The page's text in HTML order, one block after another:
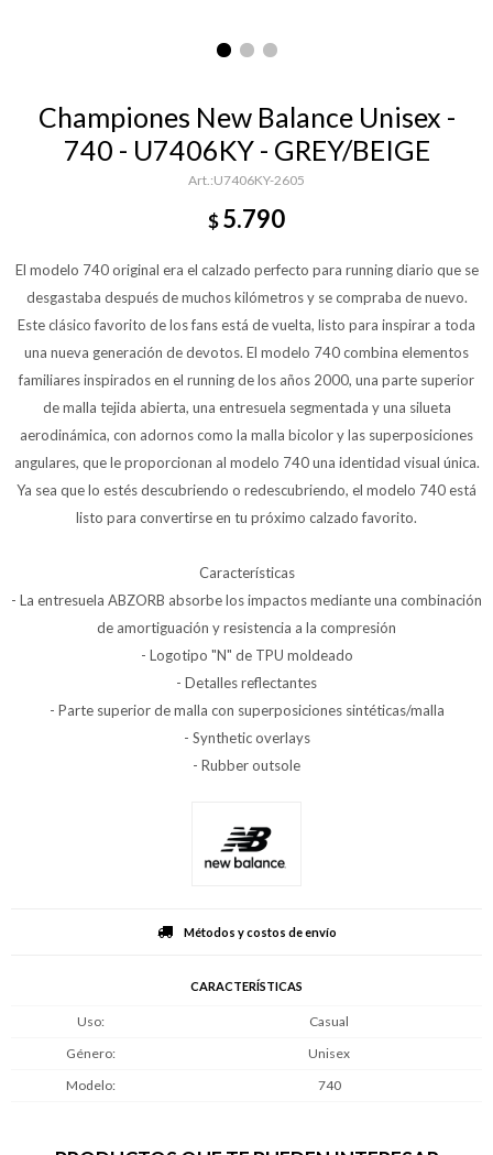
Championes New Balance Unisex -
740 - U7406KY - GREY/BEIGE
U7406KY-2605
$5.790
El modelo 740 original era el calzado perfecto para running diario que se
desgastaba después de muchos kilómetros y se compraba de nuevo.
Este clásico favorito de los fans está de vuelta, listo para inspirar a toda
una nueva generación de devotos. El modelo 740 combina elementos
familiares inspirados en el running de los años 2000, una parte superior
de malla tejida abierta, una entresuela segmentada y una silueta
aerodinámica, con adornos como la malla bicolor y las superposiciones
angulares, que le proporcionan al modelo 740 una identidad visual única.
Ya sea que lo estés descubriendo o redescubriendo, el modelo 740 está
listo para convertirse en tu próximo calzado favorito.
Características
- La entresuela ABZORB absorbe los impactos mediante una combinación
de amortiguación y resistencia a la compresión
- Logotipo "N" de TPU moldeado
- Detalles reflectantes
- Parte superior de malla con superposiciones sintéticas/malla
- Synthetic overlays
- Rubber outsole
Métodos y costos de envío
CARACTERÍSTICAS
Uso
Casual
Género
Unisex
Modelo
740